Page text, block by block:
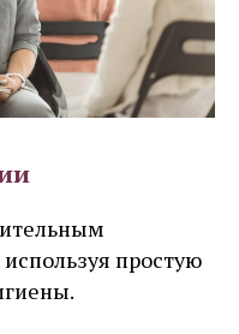
простую